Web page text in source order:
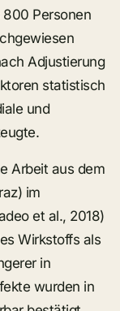
Personen
Adjustierung
statistisch
und
Arbeit aus dem
im
et al., 2018)
Wirkstoffs als
in
wurden in